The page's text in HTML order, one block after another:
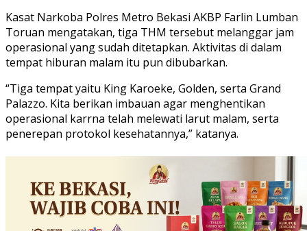
Kasat Narkoba Polres Metro Bekasi AKBP Farlin Lumban
Toruan mengatakan, tiga THM tersebut melanggar jam
operasional yang sudah ditetapkan. Aktivitas di dalam
tempat hiburan malam itu pun dibubarkan.
“Tiga tempat yaitu King Karoeke, Golden, serta Grand
Palazzo. Kita berikan imbauan agar menghentikan
operasional karrna telah melewati larut malam, serta
penerepan protokol kesehatannya,” katanya.